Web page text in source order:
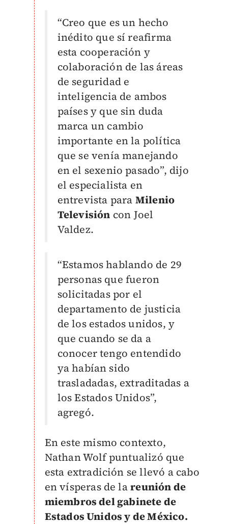
“Creo que es un hecho
inédito que sí reafirma
esta cooperación y
colaboración de las áreas
de seguridad e
inteligencia de ambos
países y que sin duda
marca un cambio
importante en la política
que se venía manejando
en el sexenio pasado”, dijo
el especialista en
entrevista para Milenio
Televisión con Joel
Valdez.
“Estamos hablando de 29
personas que fueron
solicitadas por el
departamento de justicia
de los estados unidos, y
que cuando se da a
conocer tengo entendido
ya habían sido
trasladadas, extraditadas a
los Estados Unidos”,
agregó.
En este mismo contexto,
Nathan Wolf puntualizó que
esta extradición se llevó a cabo
en vísperas de lareunión de
miembros del gabinete de
Estados Unidos y de México.